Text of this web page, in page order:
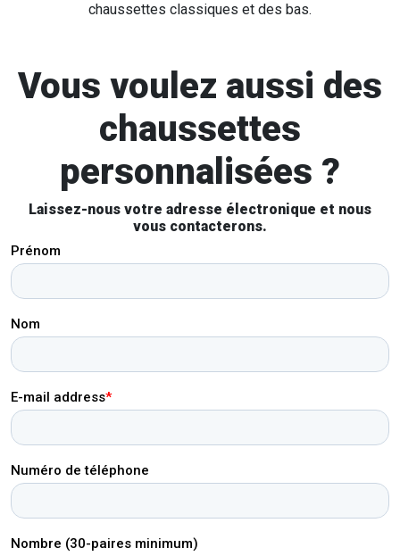
chaussettes classiques et des bas.
Vous voulez aussi des
chaussettes
personnalisées ?
Laissez-nous votre adresse électronique et nous
vous contacterons.